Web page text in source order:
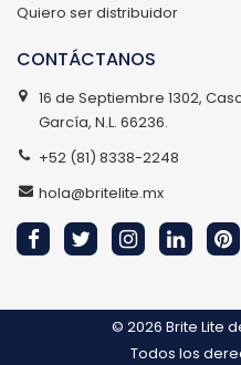
Quiero ser distribuidor
CONTÁCTANOS
16 de Septiembre 1302,
García, N.L. 66236.
+52 (81) 8338-2248
hola@britelite.mx
© 2026 Brite Lite
Todos los